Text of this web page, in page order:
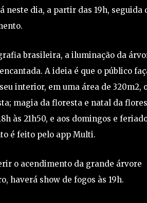
dia, a partir das 19h, seguida
brasileira, a iluminação da
A ideia é que o público
interior, em uma área de 320m2,
magia da floresta e natal da
às 21h50, e aos domingos e
é feito pelo app Multi.
o acendimento da grande árvore
haverá show de fogos às 19h.